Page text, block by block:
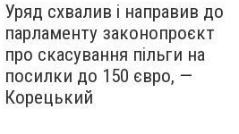
Уряд схвалив і направив до
парламенту законопроєкт
про скасування пільги на
посилки до 150 євро, —
Корецький